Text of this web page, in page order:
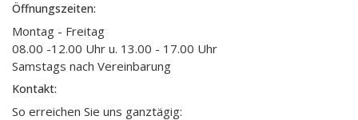
Öffnungszeiten:
Montag - Freitag
08.00 -12.00 Uhr u. 13.00 - 17.00 Uhr
Samstags nach Vereinbarung
Kontakt:
So erreichen Sie uns ganztägig: